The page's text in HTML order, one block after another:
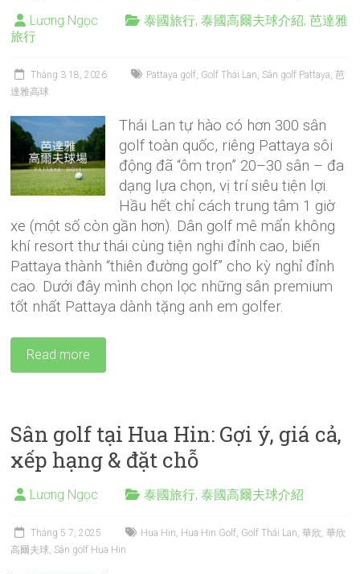
Lương Ngọc 泰國旅行,泰國高爾夫球介紹,芭達雅
旅行
Tháng 3 18, 2026 Pattaya golf, Golf Thái Lan, Sân golf Pattaya,芭
達雅高球
Thái Lan tự hào có hơn 300 sân
golf toàn quốc, riêng Pattaya sôi
động đã “ôm trọn” 20–30 sân – đa
dạng lựa chọn, vị trí siêu tiện lợi.
Hầu hết chỉ cách trung tâm 1 giờ
xe (một số còn gần hơn). Dân golf mê mẩn không
khí resort thư thái cùng tiện nghi đỉnh cao, biến
Pattaya thành “thiên đường golf” cho kỳ nghỉ đỉnh
cao. Dưới đây mình chọn lọc những sân premium
tốt nhất Pattaya dành tặng anh em golfer.
Read more
Sân golf tại Hua Hin: Gợi ý, giá cả,
xếp hạng & đặt chỗ
Lương Ngọc 泰國旅行,泰國高爾夫球介紹
Tháng 5 7, 2025 Hua Hin, Hua Hin Golf, Golf Thái Lan,華欣,華欣
高爾夫球, Sân golf Hua Hin